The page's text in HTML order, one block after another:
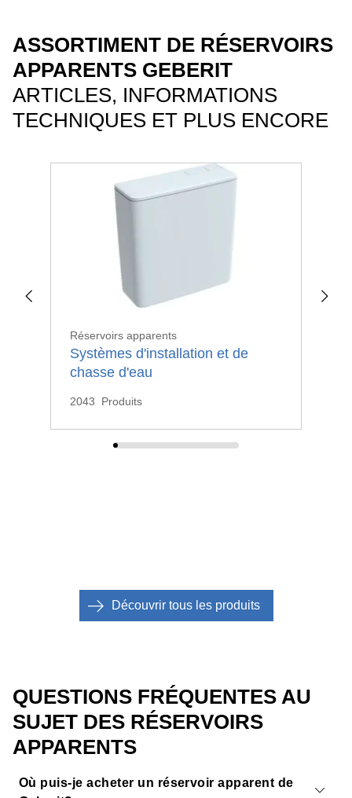
ASSORTIMENT DE RÉSERVOIRS
APPARENTS GEBERIT
ARTICLES, INFORMATIONS
TECHNIQUES ET PLUS ENCORE
Réservoirs apparents
Systèmes d'installation et de
chasse d'eau
2043 Produits
Découvrir tous les produits
QUESTIONS FRÉQUENTES AU
SUJET DES RÉSERVOIRS
APPARENTS
Où puis-je acheter un réservoir apparent de